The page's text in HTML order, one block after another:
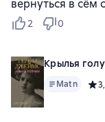
вернуться в сём
2 0
Крылья
Matn